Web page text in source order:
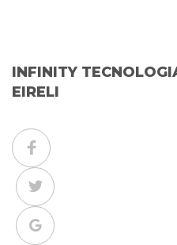
INFINITY
EIRELI